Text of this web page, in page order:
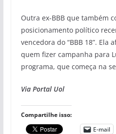
Outra ex-BBB que também
posicionamento político
vencedora do “BBB 18”. Ela
quem fizer campanha para
programa, que começa na
Via Portal Uol
Compartilhe isso:
E-mail